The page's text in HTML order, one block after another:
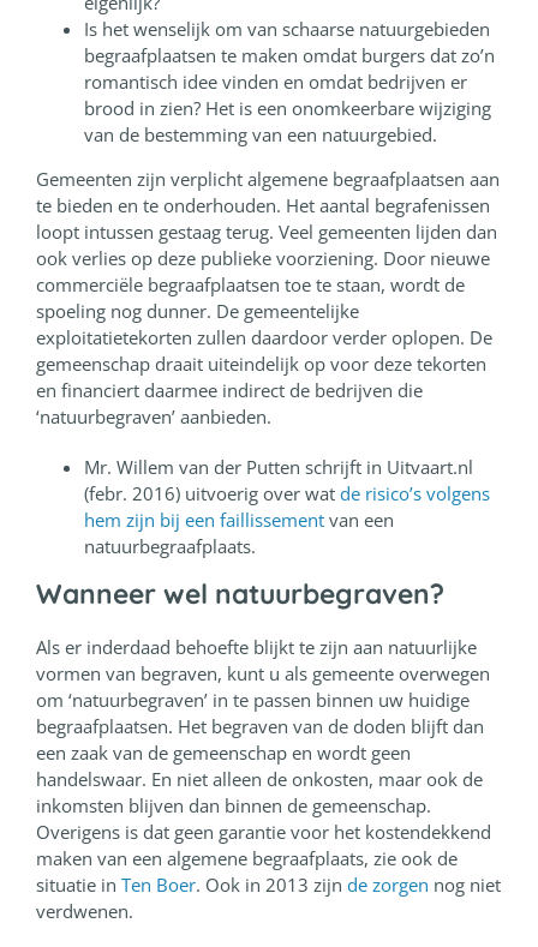
Is het wenselijk om van schaarse natuurgebieden
begraafplaatsen te maken omdat burgers dat zo’n
romantisch idee vinden en omdat bedrijven er
brood in zien? Het is een onomkeerbare wijziging
van de bestemming van een natuurgebied.
Gemeenten zijn verplicht algemene begraafplaatsen aan
te bieden en te onderhouden. Het aantal begrafenissen
loopt intussen gestaag terug. Veel gemeenten lijden dan
ook verlies op deze publieke voorziening. Door nieuwe
commerciële begraafplaatsen toe te staan, wordt de
spoeling nog dunner. De gemeentelijke
exploitatietekorten zullen daardoor verder oplopen. De
gemeenschap draait uiteindelijk op voor deze tekorten
en financiert daarmee indirect de bedrijven die
‘natuurbegraven’ aanbieden.
Mr. Willem van der Putten schrijft in Uitvaart.nl
(febr. 2016) uitvoerig over wat de risico’s volgens
hem zijn bij een faillissement van een
natuurbegraafplaats.
Wanneer wel natuurbegraven?
Als er inderdaad behoefte blijkt te zijn aan natuurlijke
vormen van begraven, kunt u als gemeente overwegen
om ‘natuurbegraven’ in te passen binnen uw huidige
begraafplaatsen. Het begraven van de doden blijft dan
een zaak van de gemeenschap en wordt geen
handelswaar. En niet alleen de onkosten, maar ook de
inkomsten blijven dan binnen de gemeenschap.
Overigens is dat geen garantie voor het kostendekkend
maken van een algemene begraafplaats, zie ook de
situatie in Ten Boer. Ook in 2013 zijn de zorgen nog niet
verdwenen.